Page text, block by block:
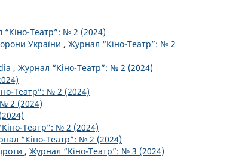
“Кіно-Театр”: № 2 (2024)
України , Журнал “Кіно-Театр”: № 2
, Журнал “Кіно-Театр”: № 2 (2024)
Театр”: № 2 (2024)
2 (2024)
Театр”: № 2 (2024)
“Кіно-Театр”: № 2 (2024)
, Журнал “Кіно-Театр”: № 3 (2024)